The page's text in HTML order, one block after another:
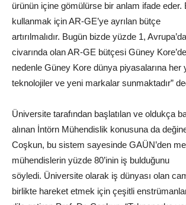
ürünün içine gömülürse bir anlam ifade eder.
kullanmak için AR-GE’ye ayrılan bütçe
artırılmalıdır. Bugün bizde yüzde 1,
civarında olan AR-GE bütçesi Güney Kore
nedenle Güney Kore dünya piyasalarına her
teknolojiler ve yeni markalar sunmaktadır”
Üniversite tarafından başlatılan ve oldukça
alınan İntörn Mühendislik konusuna da
Coşkun, bu sistem sayesinde GAÜN’den
mühendislerin yüzde 80’inin iş bulduğunu
söyledi. Üniversite olarak iş dünyası olan
birlikte hareket etmek için çeşitli enstrümanlar